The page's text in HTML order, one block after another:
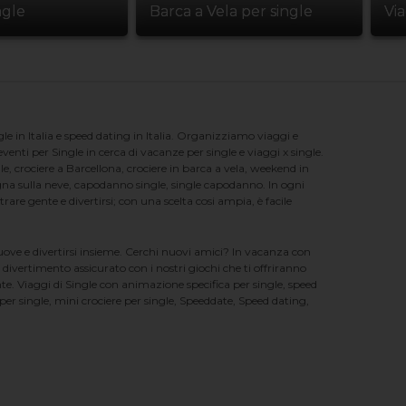
Barca a Vela per single
in Italia e speed dating in Italia. Organizziamo viaggi e
per Single in cerca di vacanze per single e viaggi x single.
crociere a Barcellona, crociere in barca a vela, weekend in
sulla neve, capodanno single, single capodanno. In ogni
gente e divertirsi; con una scelta cosi ampia, è facile
e divertirsi insieme. Cerchi nuovi amici? In vacanza con
assicurato con i nostri giochi che ti offriranno
Viaggi di Single con animazione specifica per single, speed
single, mini crociere per single, Speeddate, Speed dating,